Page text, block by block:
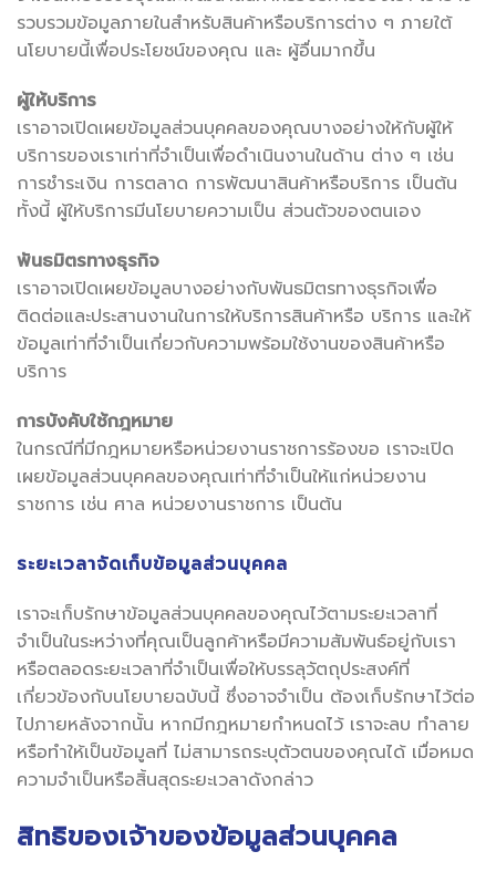
รวบรวมข้อมูลภายในสำหรับสินค้าหรือบริการต่าง ๆ ภายใต้
นโยบายนี้เพื่อประโยชน์ของคุณ และ ผู้อื่นมากขึ้น
ผู้ให้บริการ
เราอาจเปิดเผยข้อมูลส่วนบุคคลของคุณบางอย่างให้กับผู้ให้
บริการของเราเท่าที่จำเป็นเพื่อดำเนินงานในด้าน ต่าง ๆ เช่น
การชำระเงิน การตลาด การพัฒนาสินค้าหรือบริการ เป็นต้น
ทั้งนี้ ผู้ให้บริการมีนโยบายความเป็น ส่วนตัวของตนเอง
พันธมิตรทางธุรกิจ
เราอาจเปิดเผยข้อมูลบางอย่างกับพันธมิตรทางธุรกิจเพื่อ
ติดต่อและประสานงานในการให้บริการสินค้าหรือ บริการ และให้
ข้อมูลเท่าที่จำเป็นเกี่ยวกับความพร้อมใช้งานของสินค้าหรือ
บริการ
การบังคับใช้กฎหมาย
ในกรณีที่มีกฎหมายหรือหน่วยงานราชการร้องขอ เราจะเปิด
เผยข้อมูลส่วนบุคคลของคุณเท่าที่จำเป็นให้แก่หน่วยงาน
ราชการ เช่น ศาล หน่วยงานราชการ เป็นต้น
ระยะเวลาจัดเก็บข้อมูลส่วนบุคคล
เราจะเก็บรักษาข้อมูลส่วนบุคคลของคุณไว้ตามระยะเวลาที่
จำเป็นในระหว่างที่คุณเป็นลูกค้าหรือมีความสัมพันธ์อยู่กับเรา
หรือตลอดระยะเวลาที่จำเป็นเพื่อให้บรรลุวัตถุประสงค์ที่
เกี่ยวข้องกับนโยบายฉบับนี้ ซึ่งอาจจำเป็น ต้องเก็บรักษาไว้ต่อ
ไปภายหลังจากนั้น หากมีกฎหมายกำหนดไว้ เราจะลบ ทำลาย
หรือทำให้เป็นข้อมูลที่ ไม่สามารถระบุตัวตนของคุณได้ เมื่อหมด
ความจำเป็นหรือสิ้นสุดระยะเวลาดังกล่าว
สิทธิของเจ้าของข้อมูลส่วนบุคคล